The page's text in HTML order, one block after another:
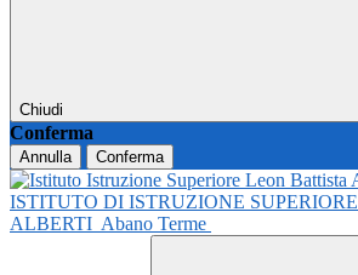
Chiudi
Conferma
Annulla Conferma
ISTITUTO DI ISTRUZIONE SUPERIORE
ALBERTI Abano Terme